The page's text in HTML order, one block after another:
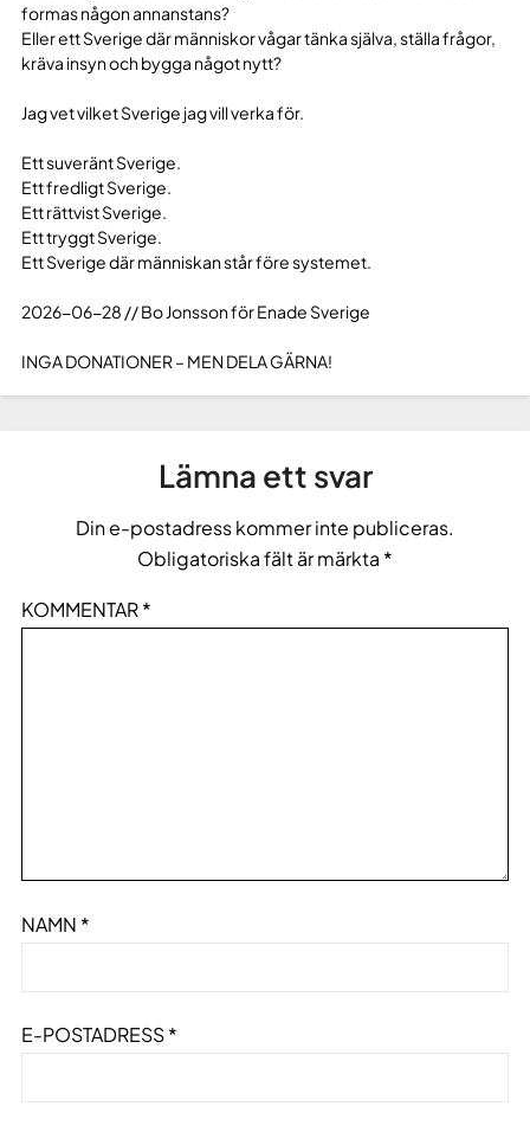
formas någon annanstans?
Eller ett Sverige där människor vågar tänka själva, ställa frågor,
kräva insyn och bygga något nytt?
Jag vet vilket Sverige jag vill verka för.
Ett suveränt Sverige.
Ett fredligt Sverige.
Ett rättvist Sverige.
Ett tryggt Sverige.
Ett Sverige där människan står före systemet.
2026-06-28 // Bo Jonsson för Enade Sverige
INGA DONATIONER – MEN DELA GÄRNA!
Lämna ett svar
Din e-postadress kommer inte publiceras.
Obligatoriska fält är märkta *
KOMMENTAR*
NAMN *
E-POSTADRESS*